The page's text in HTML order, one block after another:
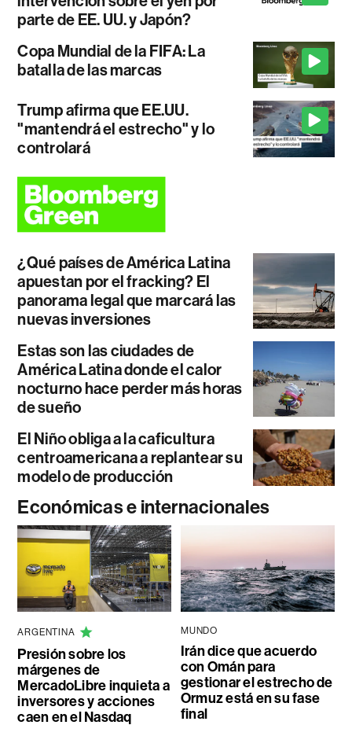
parte de EE. UU. y Japón?
Copa Mundial de la FIFA: La
batalla de las marcas
Trump afirma que EE.UU.
"mantendrá el estrecho" y lo
controlará
¿Qué países de América Latina
apuestan por el fracking? El
panorama legal que marcará las
nuevas inversiones
Estas son las ciudades de
América Latina donde el calor
nocturno hace perder más horas
de sueño
El Niño obliga a la caficultura
centroamericana a replantear su
modelo de producción
Económicas e internacionales
ARGENTINA
Presión sobre los
márgenes de
MercadoLibre inquieta a
inversores y acciones
caen en el Nasdaq
MUNDO
Irán dice que acuerdo
con Omán para
gestionar el estrecho de
Ormuz está en su fase
final